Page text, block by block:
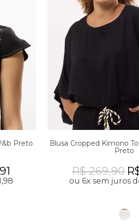
Preto
Blusa Cropped Kimono
Preto
R$ 269,90
ou 6x sem juros